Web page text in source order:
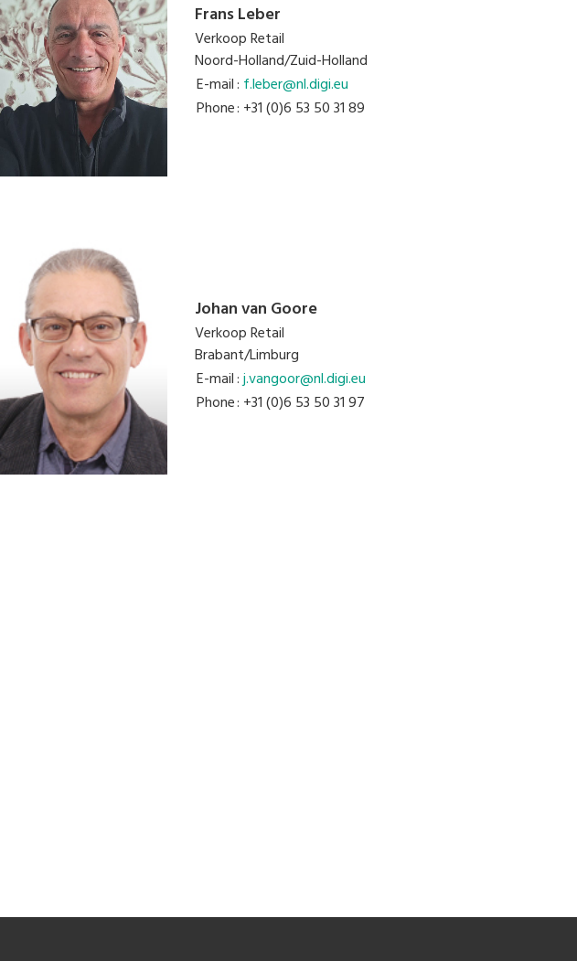
Frans Leber
Verkoop Retail
Noord-Holland/Zuid-Holland
E-mail: f.leber@nl.digi.eu
Phone: +31 (0)6 53 50 31 89
Johan van Goore
Verkoop Retail
Brabant/Limburg
E-mail:j.vangoor@nl.digi.eu
Phone: +31 (0)6 53 50 31 97